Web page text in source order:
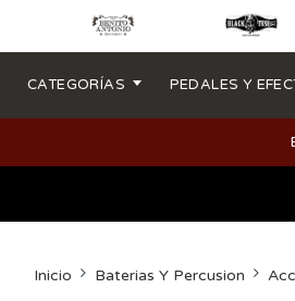
CATEGORÍAS PEDALES Y
Inicio Baterias Y Percusion